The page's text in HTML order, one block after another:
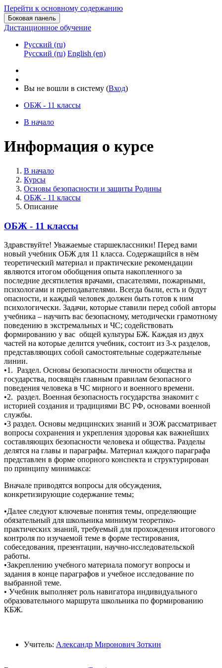
Перейти к основному содержанию
Боковая панель
Дистанционное обучение
Русский ‎(ru)‎
Русский ‎(ru)‎ English ‎(en)‎
Вы не вошли в систему (Вход)
ОБЖ - 11 классы
В начало
Информация о курсе
В начало
Курсы
Основы безопасности и защиты Родины
ОБЖ - 11 классы
Описание
ОБЖ - 11 классы
Здравствуйте! Уважаемые старшеклассники! Перед вами
новый учебник ОБЖ для 11 класса. Содержащийся в нём
теоретический материал и практические рекомендации
являются итогом обобщения опыта накопленного за
последние десятилетия врачами, спасателями, пожарными,
психологами и преподавателями. Всегда были, есть и будут
опасности, и каждый человек должен быть готов к ним
психологически. Задачи, которые ставили перед собой авторы
учебника – научить вас безопасному, методически грамотному
поведению в экстремальных и ЧС; содействовать
формированию у вас общей культуры БЖ. Каждая из двух
частей на которые делится учебник, состоит из 3-х разделов,
представляющих собой самостоятельные содержательные
линии.
•1. Раздел. Основы безопасности личности общества и
государства, посвящён главным правилам безопасного
поведения человека в ЧС мирного и военного времени.
•2. раздел. Военная безопасность государства знакомит с
историей создания и традициями ВС РФ, основами военной
службы.
•3 раздел. Основы медицинских знаний и ЗОЖ рассматривает
вопросы сохранения и укрепления здоровья как важнейших
составляющих безопасности человека и общества. Разделы
делятся на главы и параграфы. Материал каждого параграфа
представлен в форме опорного конспекта и структурирован
по принципу минимакса:
Вначале приводятся вопросы для обсуждения,
конкретизирующие содержание темы;
•Далее следуют ключевые понятия темы, определяющие
обязательный для школьника минимум теоретико-
практических знаний, требуемый для прохождения итогового
контроля по изучаемой теме в форме тестирования,
собеседования, презентации, научно-исследовательской
работы.
•Закреплению учебного материала помогут вопросы и
задания в конце параграфов и учебное исследование по
выбранной теме.
• Учебник выполняет роль навигатора индивидуального
образовательного маршрута школьника по формированию
КБЖ.
Учитель: Александр Миронович Зоткин